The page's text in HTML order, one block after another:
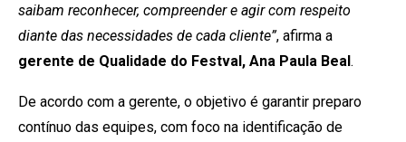
saibam reconhecer, compreender e agir com respeito
diante das necessidades de cada cliente”, afirma a
gerente de Qualidade do Festval, Ana Paula Beal.
De acordo com a gerente, o objetivo é garantir preparo
contínuo das equipes, com foco na identificação de